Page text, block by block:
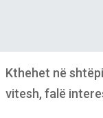
Kthehet në
vitesh, falë